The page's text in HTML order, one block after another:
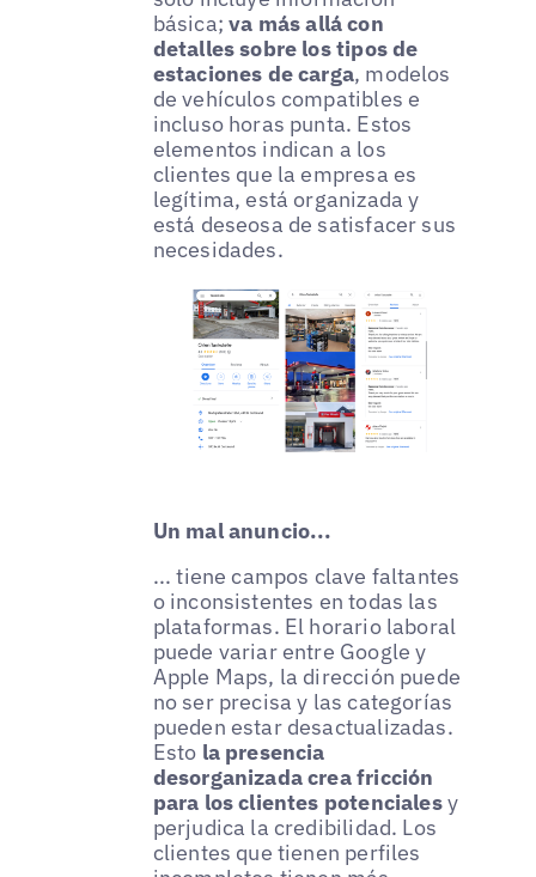
básica;va más allá con
detalles sobre los tipos de
estaciones de carga, modelos
de vehículos compatibles e
incluso horas punta. Estos
elementos indican a los
clientes que la empresa es
legítima, está organizada y
está deseosa de satisfacer sus
necesidades.
Un mal anuncio...
... tiene campos clave faltantes
o inconsistentes en todas las
plataformas. El horario laboral
puede variar entre Google y
Apple Maps, la dirección puede
no ser precisa y las categorías
pueden estar desactualizadas.
Esto la presencia
desorganizada crea fricción
para los clientes potencialesy
perjudica la credibilidad. Los
clientes que tienen perfiles